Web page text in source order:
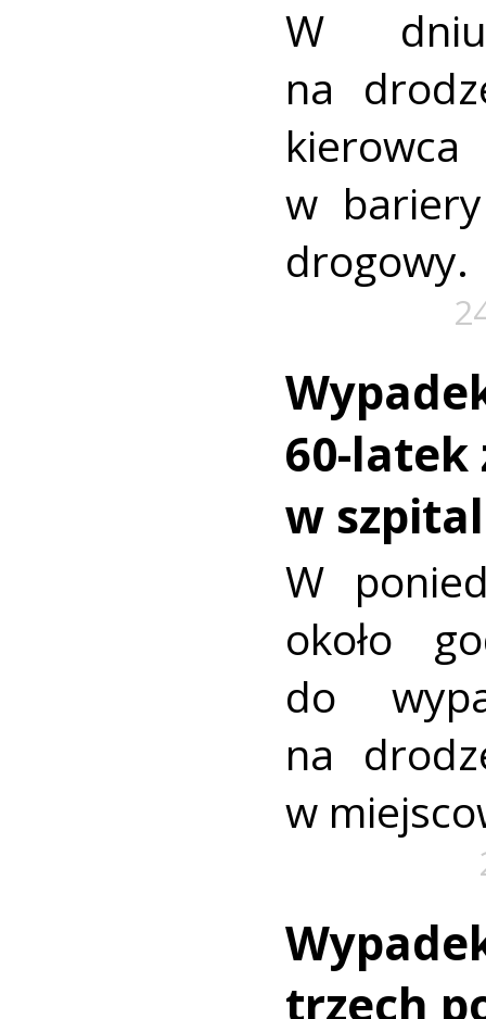
W
na
w
drogowy.
60-latek
w
W
około
do
na
w
trzech